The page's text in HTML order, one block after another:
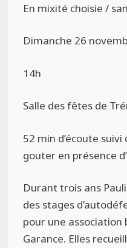
En mixité choisie /
Dimanche 26
14h
Salle des fêtes de
52 min d’écoute suivi
gouter en présence
Durant trois ans
des stages
pour une association
Garance. Elles